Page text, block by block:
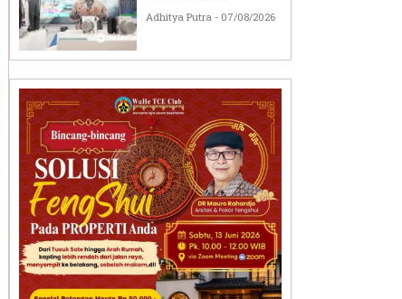
Adhitya Putra 07/08/2026